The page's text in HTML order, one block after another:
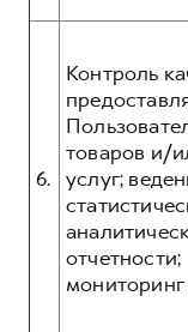
6.
Контроль
товаров и/
услуг;
отчетности;
мониторинг